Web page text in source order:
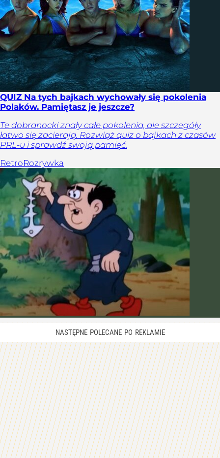
QUIZ Na tych bajkach wychowały się pokolenia
Polaków. Pamiętasz je jeszcze?
Te dobranocki znały całe pokolenia, ale szczegóły
łatwo się zacierają. Rozwiąż quiz o bajkach z czasów
PRL-u i sprawdź swoją pamięć.
RetroRozrywka